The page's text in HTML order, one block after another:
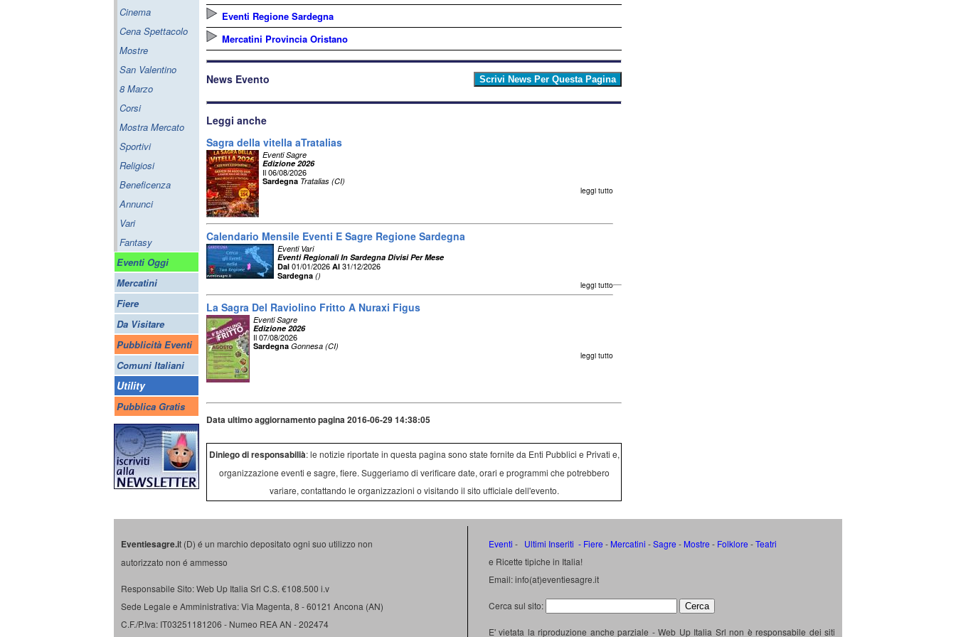
Cinema
Cena Spettacolo
Mostre
San Valentino
8 Marzo
Corsi
Mostra Mercato
Sportivi
Religiosi
Beneficenza
Annunci
Vari
Fantasy
Eventi Oggi
Mercatini
Fiere
Da Visitare
Pubblicità Eventi
Comuni Italiani
Utility
Pubblica Gratis
Eventi Regione Sardegna
Mercatini Provincia Oristano
News Evento
Leggi anche
Sagra della vitella aTratalias
Eventi Sagre
Edizione 2026
Il 06/08/2026
Sardegna Tratalias (CI)
leggi tutto
Calendario Mensile Eventi E Sagre Regione Sardegna
Eventi Vari
Eventi Regionali In Sardegna Divisi Per Mese
Dal 01/01/2026 Al 31/12/2026
Sardegna ()
leggi tutto
La Sagra Del Raviolino Fritto A Nuraxi Figus
Eventi Sagre
Edizione 2026
Il 07/08/2026
Sardegna Gonnesa (CI)
leggi tutto
Data ultimo aggiornamento pagina 2016-06-29 14:38:05
Diniego di responsabilià: le notizie riportate in questa pagina sono state fornite da Enti Pubblici e Privati e,
organizzazione eventi e sagre, fiere. Suggeriamo di verificare date, orari e programmi che potrebbero
variare, contattando le organizzazioni o visitando il sito ufficiale dell'evento.
Eventiesagre.it (D) é un marchio depositato ogni suo utilizzo non
autorizzato non é ammesso
Responsabile Sito: Web Up Italia Srl C.S. €108.500 i.v
Sede Legale e Amministrativa: Via Magenta, 8 - 60121 Ancona (AN)
C.F./P.Iva: IT03251181206 - Numeo REA AN - 202474
Eventi - Ultimi Inseriti - Fiere - Mercatini -Sagre - Mostre - Folklore -Teatri
e Ricette tipiche in Italia!
Email: info(at)eventiesagre.it
Cerca sul sito:
E' vietata la riproduzione anche parziale - Web Up Italia Srl non è responsabile dei siti